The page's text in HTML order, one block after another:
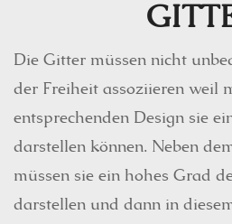
Die Gitter müssen nicht
der Freiheit assoziieren weil
entsprechenden Design sie
darstellen können. Neben
müssen sie ein hohes Grad
darstellen und dann in